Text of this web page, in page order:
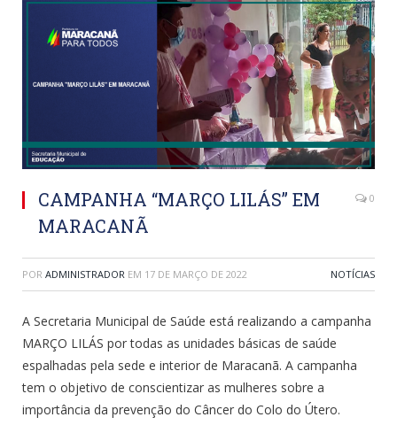
CAMPANHA “MARÇO LILÁS” EM
MARACANÃ
0
POR ADMINISTRADOR EM 17 DE MARÇO DE 2022 NOTÍCIAS
A Secretaria Municipal de Saúde está realizando a campanha
MARÇO LILÁS por todas as unidades básicas de saúde
espalhadas pela sede e interior de Maracanã. A campanha
tem o objetivo de conscientizar as mulheres sobre a
importância da prevenção do Câncer do Colo do Útero.